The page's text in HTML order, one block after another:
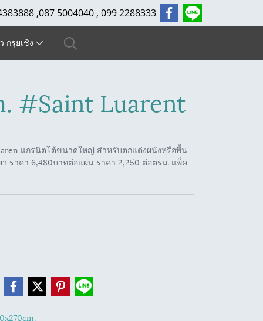
,087 5004040 , 099 2288333
กรุยเชิง
#Saint Luarent
แกรนิตโต้ขนาดใหญ่ สำหรับตกแต่งผนังหรือพื้น
ราคา 6,480บาทต่อแผ่น ราคา 2,250 ต่อตรม. แพ็ค